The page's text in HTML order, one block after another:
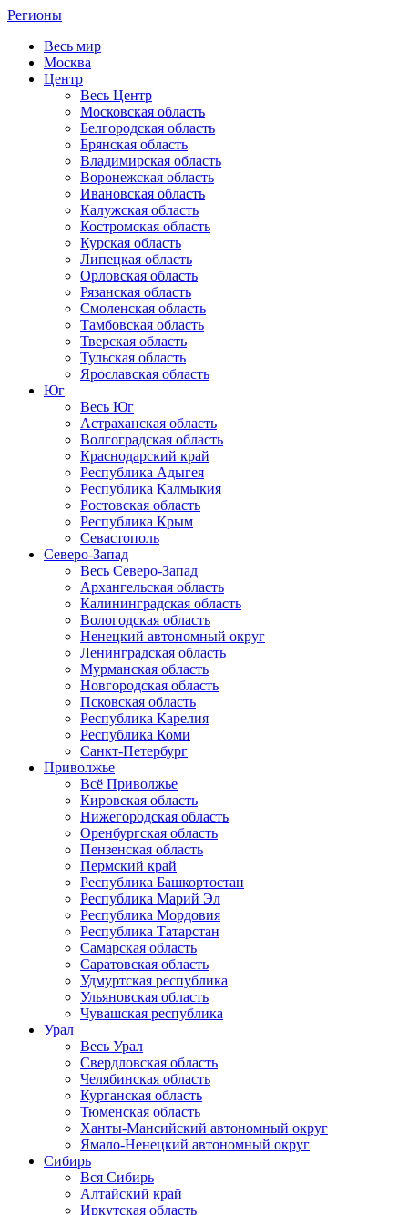
Регионы
Весь мир
Москва
Центр
Весь Центр
Московская область
Белгородская область
Брянская область
Владимирская область
Воронежская область
Ивановская область
Калужская область
Костромская область
Курская область
Липецкая область
Орловская область
Рязанская область
Смоленская область
Тамбовская область
Тверская область
Тульская область
Ярославская область
Юг
Весь Юг
Астраханская область
Волгоградская область
Краснодарский край
Республика Адыгея
Республика Калмыкия
Ростовская область
Республика Крым
Севастополь
Северо-Запад
Весь Северо-Запад
Архангельская область
Калининградская область
Вологодская область
Ненецкий автономный округ
Ленинградская область
Мурманская область
Новгородская область
Псковская область
Республика Карелия
Республика Коми
Санкт-Петербург
Приволжье
Всё Приволжье
Кировская область
Нижегородская область
Оренбургская область
Пензенская область
Пермский край
Республика Башкортостан
Республика Марий Эл
Республика Мордовия
Республика Татарстан
Самарская область
Саратовская область
Удмуртская республика
Ульяновская область
Чувашская республика
Урал
Весь Урал
Свердловская область
Челябинская область
Курганская область
Тюменская область
Ханты-Мансийский автономный округ
Ямало-Ненецкий автономный округ
Сибирь
Вся Сибирь
Алтайский край
Иркутская область